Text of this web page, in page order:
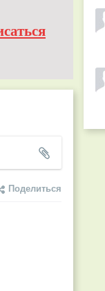
Поделиться